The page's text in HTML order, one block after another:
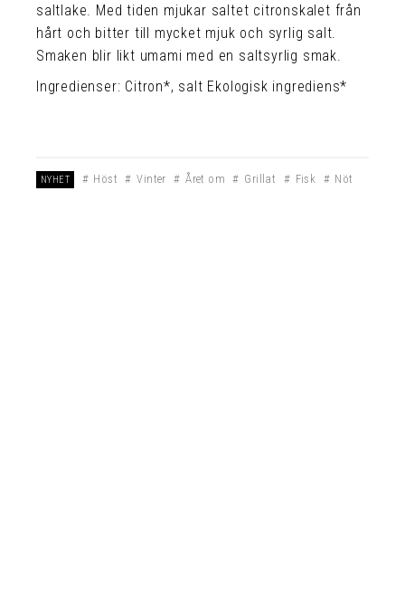
saltlake. Med tiden mjukar saltet citronskalet från
hårt och bitter till mycket mjuk och syrlig salt.
Smaken blir likt umami med en saltsyrlig smak.
Ingredienser: Citron*, salt Ekologisk ingrediens*
NYHET Höst Vinter Året om Grillat Fisk Nöt